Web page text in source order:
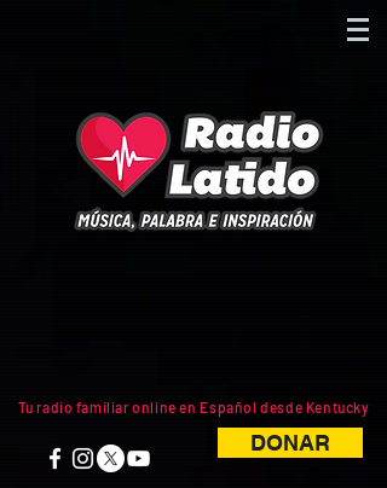
Tu radio familiar online en Español desde Kentucky
DONAR